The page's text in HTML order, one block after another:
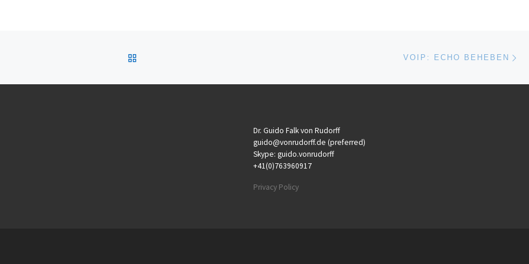
VOIP: ECHO BEHEBEN
Dr. Guido Falk von Rudorff
guido@vonrudorff.de (preferred)
Skype: guido.vonrudorff
+41(0)763960917
Privacy Policy